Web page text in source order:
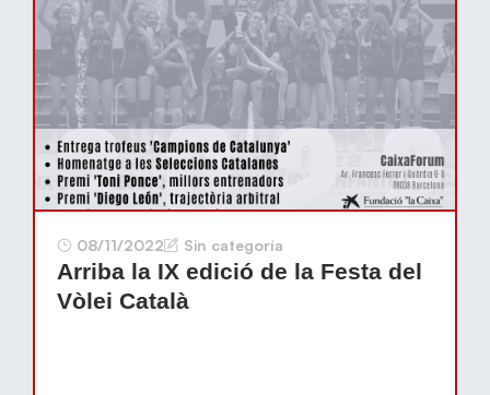
08/11/2022 Sin categoría
Arriba la IX edició de la Festa del
Vòlei Català